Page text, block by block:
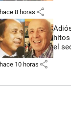
hace 8 horas share
el
hace 10 horas share